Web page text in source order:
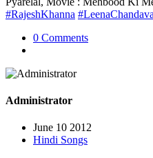
#RajeshKhanna
0 Comments
Administrator
June 10 2012
Hindi Songs